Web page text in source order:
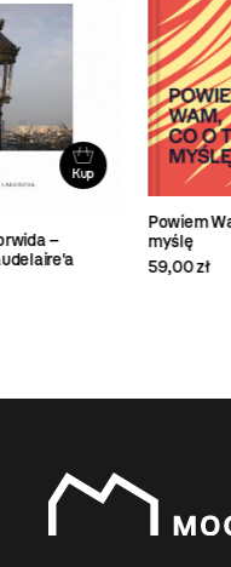
Kup
Powiem Wam, co o tym
myślę
59,00 zł